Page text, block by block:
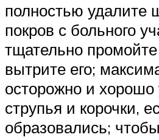
полностью удалите
покров с больного
тщательно
вытрите его;
осторожно и хорошо
струпья и корочки,
образовались;